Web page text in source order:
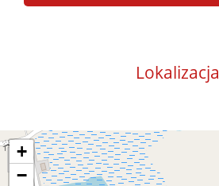
Lokalizacja
+
−